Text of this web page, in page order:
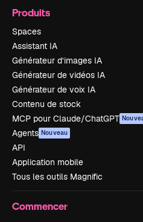
Produits
Spaces
Assistant IA
Générateur d’images IA
Générateur de vidéos IA
Générateur de voix IA
Contenu de stock
MCP pour Claude/ChatGPT
Agents Nouveau
API
Application mobile
Tous les outils Magnific
Commencer